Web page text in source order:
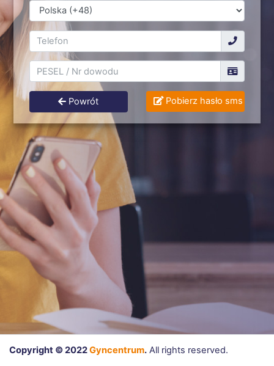
Powrót Pobierz hasło sms
Copyright © 2022Gyncentrum.All rights reserved.